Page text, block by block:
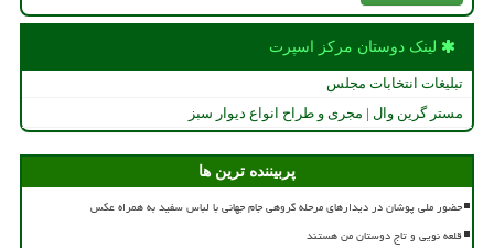
لینک دوستان مركز اسپرت
تبلیغات انتخابات مجلس
مستر گرین وال | مجری و طراح انواع دیوار سبز
پربیننده ترین ها
حضور ملی پوشان در دیدارهای مرحله گروهی جام جهانی با لباس سفید به همراه عکس
قلعه نویی و تاج دوستان من هستند